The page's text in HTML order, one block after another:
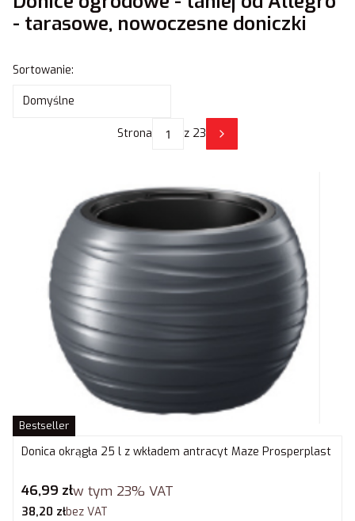
- tarasowe, nowoczesne doniczki
Lista produktów
Sortowanie:
Domyślne
Strona z 23 Następne produkty
Bestseller
Donica okrągła 25 l z wkładem antracyt Maze Prosperplast
Cena brutto
46,99 złw tym 23% VAT
Cena netto
38,20 złbez VAT